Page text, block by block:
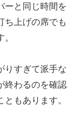
ーと同じ時間を
ち上げの席でも
りすぎて派手な
終わるのを確認
もあります。